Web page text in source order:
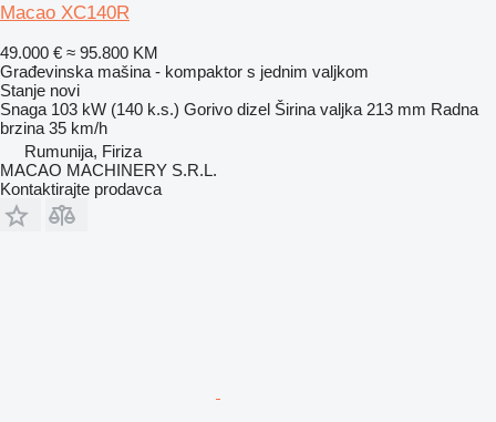
Macao XC140R
49.000 € ≈ 95.800 KM
Građevinska mašina - kompaktor s jednim valjkom
Stanje novi
Snaga 103 kW (140 k.s.) Gorivo dizel Širina valjka 213 mm Radna
brzina 35 km/h
Rumunija, Firiza
MACAO MACHINERY S.R.L.
Kontaktirajte prodavca